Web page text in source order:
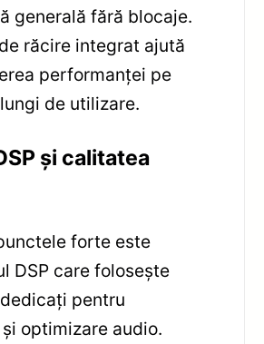
generală fără blocaje.
răcire integrat ajută
performanței pe
de utilizare.
și calitatea
forte este
DSP care folosește
pentru
optimizare audio.